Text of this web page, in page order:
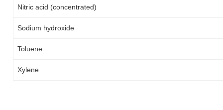
Nitric acid (concentrated)
Sodium hydroxide
Toluene
Xylene